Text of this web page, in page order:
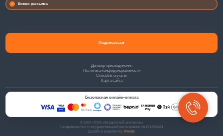
Бизнес рассылка
Договор присоединения
Политика конфиденциальности
Способы оплаты
Карта сайта
Безопасная онлайн-оплата
© 2004–2026 «Квадратный апельсин»
Свидетельство о государственной регистрации №191320084
Дизайн и разработка: Points